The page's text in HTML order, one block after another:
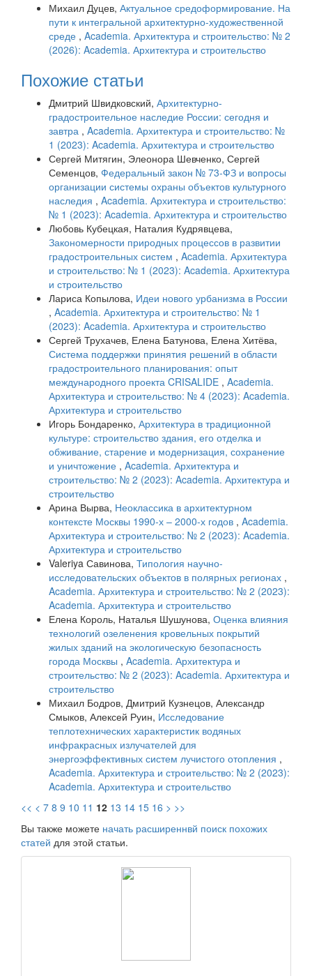
Михаил Дуцев, Актуальное средоформирование. На
пути к интегральной архитектурно-художественной
среде , Academia. Архитектура и строительство: № 2
(2026): Academia. Архитектура и строительство
Похожие статьи
Дмитрий Швидковский, Архитектурно-
градостроительное наследие России: сегодня и
завтра , Academia. Архитектура и строительство: №
1 (2023): Academia. Архитектура и строительство
Сергей Митягин, Элеонора Шевченко, Сергей
Семенцов, Федеральный закон № 73-ФЗ и вопросы
организации системы охраны объектов культурного
наследия , Academia. Архитектура и строительство:
№ 1 (2023): Academia. Архитектура и строительство
Любовь Кубецкая, Наталия Кудрявцева,
Закономерности природных процессов в развитии
градостроительных систем , Academia. Архитектура
и строительство: № 1 (2023): Academia. Архитектура
и строительство
Лариса Копылова, Идеи нового урбанизма в России
, Academia. Архитектура и строительство: № 1
(2023): Academia. Архитектура и строительство
Сергей Трухачев, Елена Батунова, Елена Хитёва,
Система поддержки принятия решений в области
градостроительного планирования: опыт
международного проекта CRISALIDE , Academia.
Архитектура и строительство: № 4 (2023): Academia.
Архитектура и строительство
Игорь Бондаренко, Архитектура в традиционной
культуре: строительство здания, его отделка и
обживание, старение и модернизация, сохранение
и уничтожение , Academia. Архитектура и
строительство: № 2 (2023): Academia. Архитектура и
строительство
Арина Вырва, Неоклассика в архитектурном
контексте Москвы 1990-х – 2000-х годов , Academia.
Архитектура и строительство: № 2 (2023): Academia.
Архитектура и строительство
Valeriya Савинова, Типология научно-
исследовательских объектов в полярных регионах ,
Academia. Архитектура и строительство: № 2 (2023):
Academia. Архитектура и строительство
Елена Король, Наталья Шушунова, Оценка влияния
технологий озеленения кровельных покрытий
жилых зданий на экологическую безопасность
города Москвы , Academia. Архитектура и
строительство: № 2 (2023): Academia. Архитектура и
строительство
Михаил Бодров, Дмитрий Кузнецов, Александр
Смыков, Алексей Руин, Исследование
теплотехнических характеристик водяных
инфракрасных излучателей для
энергоэффективных систем лучистого отопления ,
Academia. Архитектура и строительство: № 2 (2023):
Academia. Архитектура и строительство
<< < 7 8 9 10 11 12 13 14 15 16 > >>
Вы также можете начать расширеннвй поиск похожих
статей для этой статьи.